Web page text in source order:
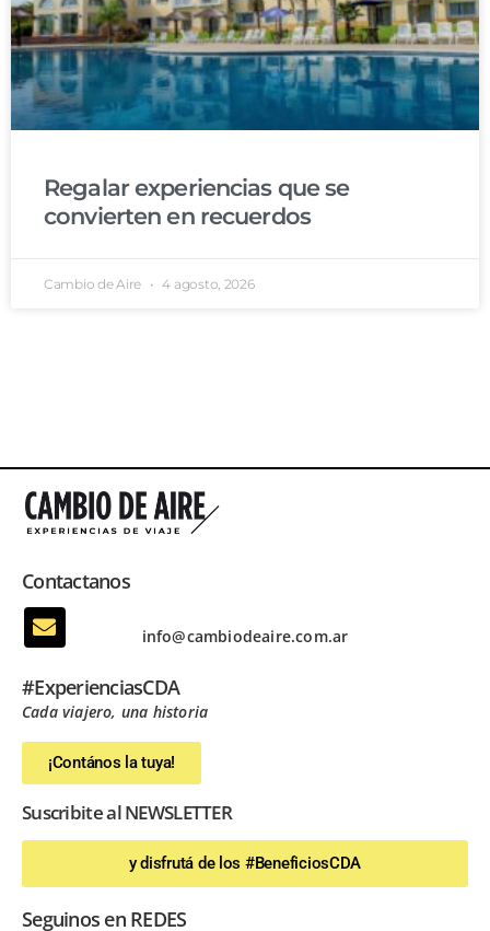
Regalar experiencias que se
convierten en recuerdos
Cambio de Aire 4 agosto, 2026
Contactanos
info@cambiodeaire.com.ar
#ExperienciasCDA
Cada viajero, una historia
¡Contános la tuya!
Suscribite al NEWSLETTER
y disfrutá de los #BeneficiosCDA
Seguinos en REDES